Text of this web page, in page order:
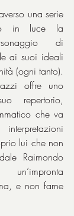
una serie
in luce la
di
ai suoi ideali
(ogni tanto).
offre uno
repertorio,
che va
lui che non
Raimondo
e non farne